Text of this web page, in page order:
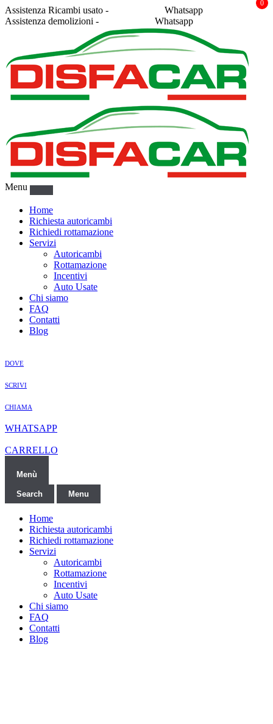
Assistenza Ricambi usato -
Whatsapp
Assistenza demolizioni -
Whatsapp
Menu
Home
Richiesta autoricambi
Richiedi rottamazione
Servizi
Autoricambi
Rottamazione
Incentivi
Auto Usate
Chi siamo
FAQ
Contatti
Blog
DOVE
SCRIVI
CHIAMA
WHATSAPP
0
CARRELLO
Menù
Search Menu
Home
Richiesta autoricambi
Richiedi rottamazione
Servizi
Autoricambi
Rottamazione
Incentivi
Auto Usate
Chi siamo
FAQ
Contatti
Blog